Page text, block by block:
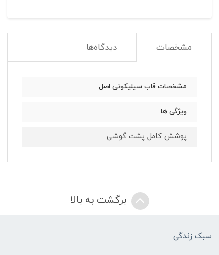
مشخصات دیدگاه‌ها
مشخصات قاب سیلیکونی اصل
ویژگی ها
پوشش کامل پشت گوشی
برگشت به بالا
سبک زندگی